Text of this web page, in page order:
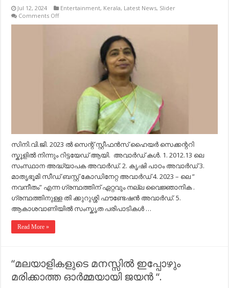
Jul 12, 2024 Entertainment, Kerala, Latest News, Slider
Comments Offon
സിനി.വി.ജി.
സിനി.വി.ജി. 2023 ൽ സെന്റ് സ്റ്റീഫൻസ് ഹൈയർ സെക്കന്ററി
സ്കൂളിൽ നിന്നും റിട്ടയേഡ് ആയി. അവാർഡ് കൾ. 1. 2012.13 ലെ
സംസ്ഥാന അദ്ധ്യാപക അവാർഡ്. 2. കൃഷി പാഠം അവാർഡ് 3.
മാതൃഭൂമി സീഡ് ബസ്റ്റ് കോഡിനേറ്റ അവാർഡ് 4. 2023 – ലെ ”
നവനീതം” എന്ന ഗ്രന്ഥത്തിന് ഏറ്റവും നല്ല വൈജ്ഞാനിക .
ഗ്രന്ഥത്തിനുള്ള തി ക്കുറുശ്ശി ഫൗണ്ടേഷൻ അവാർഡ്. 5.
ആകാശവാണിയിൽ സംസ്കൃത പരിപാടികൾ …
Read More »
“മലയാളികളുടെ മനസ്സിൽ ഇപ്പോഴും
മരിക്കാത്ത ഓർമ്മയായി ജയൻ “.